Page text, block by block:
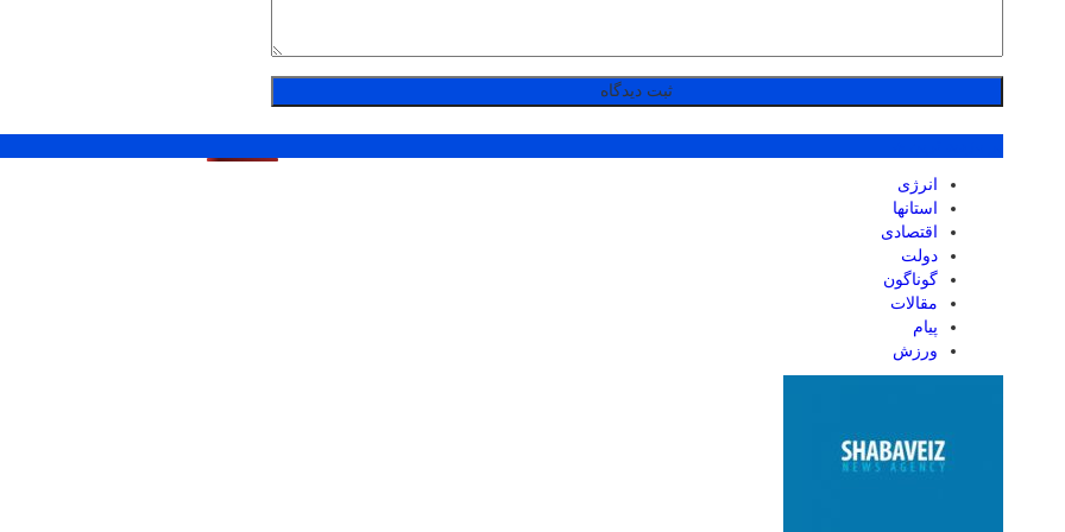
انرژی
استانها
اقتصادی
دولت
گوناگون
مقالات
پیام
ورزش